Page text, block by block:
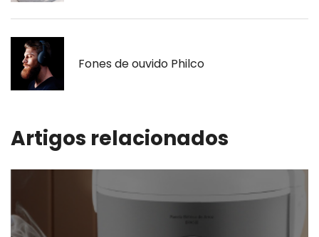
Fones de ouvido Philco
Artigos relacionados